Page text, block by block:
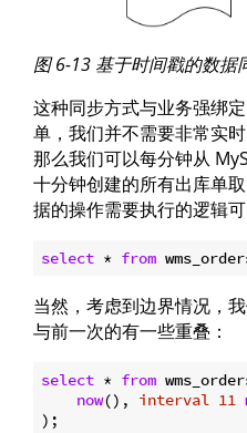
图 6-13 基于时间戳的数据
这种同步方式与业务强绑
单，我们并不需要非常实
那么我们可以每分钟从
十分钟创建的所有出库单
据的操作需要执行的逻辑
select * from
当然，考虑到边界情况，
与前一次的有一些重叠：
select * from
now(), interval 11